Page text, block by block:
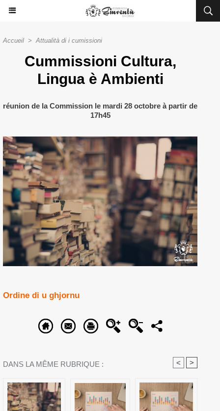
Accueil > Attualità di i cumissioni
Cummissioni Cultura,
Lingua è Ambienti
réunion de la Commission le mardi 28 octobre à partir de
17h45
Ordine di u ghjornu
DANS LA MÊME RUBRIQUE : < >